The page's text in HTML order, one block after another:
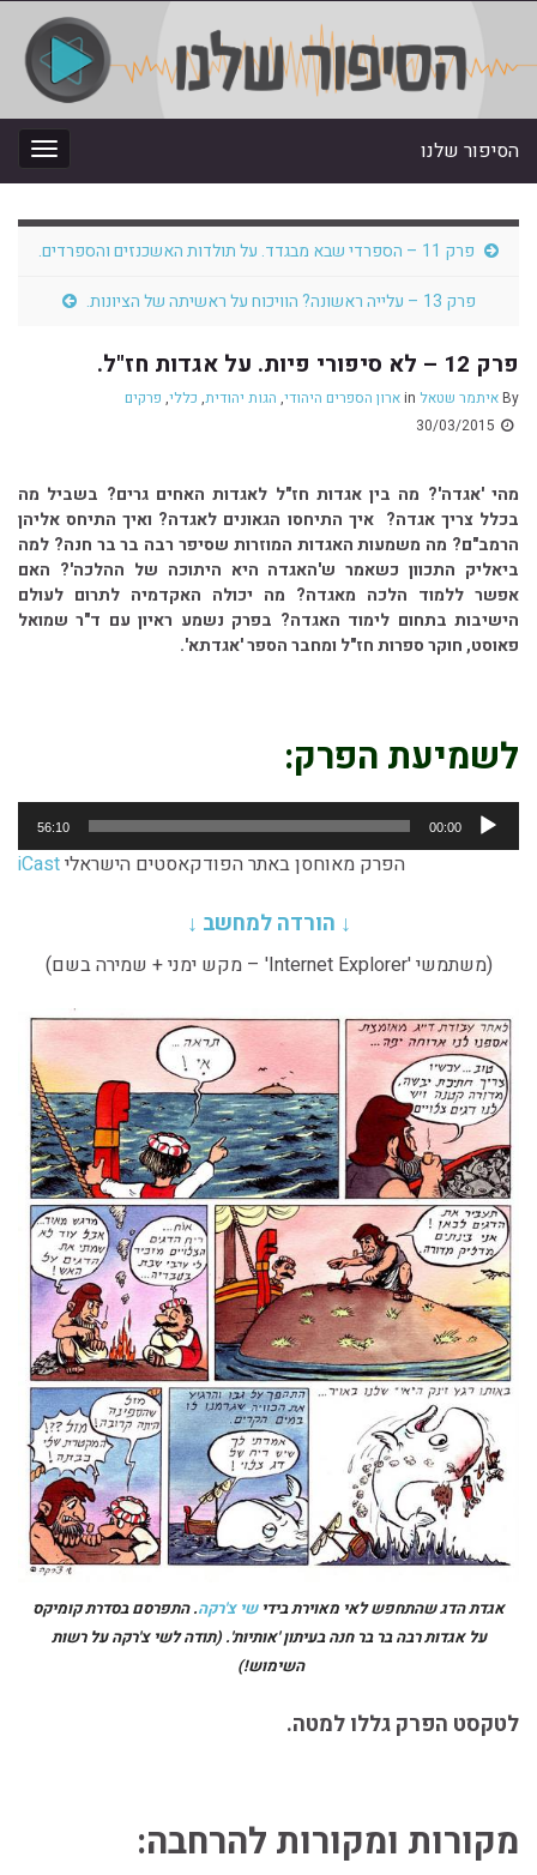
הסיפור שלנו
פרק 11 – הספרדי שבא מבגדד. על תולדות האשכנזים והספרדים.
פרק 13 – עלייה ראשונה? הוויכוח על ראשיתה של הציונות.
פרק 12 – לא סיפורי פיות. על אגדות חז"ל.
Byאיתמר שטאל ארון הספרים היהודי, הגות יהודית, כללי, פרקים
30/03/2015
מהי 'אגדה'? מה בין אגדות חז"ל לאגדות האחים גרים? בשביל מה
בכלל צריך אגדה? איך התיחסו הגאונים לאגדה? ואיך התיחס אליהן
הרמב"ם? מה משמעות האגדות המוזרות שסיפר רבה בר בר חנה? למה
ביאליק התכוון כשאמר ש'האגדה היא היתוכה של ההלכה'? האם
אפשר ללמוד הלכה מאגדה? מה יכולה האקדמיה לתרום לעולם
הישיבות בתחום לימוד האגדה? בפרק נשמע ראיון עם ד"ר שמואל
פאוסט, חוקר ספרות חז"ל ומחבר הספר 'אגדתא'.
לשמיעת הפרק:
אודיו
00:00
56:10
הפרק מאוחסן באתר הפודקאסטים הישראליiCast
↓ הורדה למחשב ↓
(משתמשי 'Internet Explorer' – מקש ימני + שמירה בשם)
אגדת הדג שהתחפש לאי מאוירת בידישי צ'רקה. התפרסם בסדרת קומיקס
על אגדות רבה בר בר חנה בעיתון 'אותיות'.(תודה לשי צ'רקה על רשות
השימוש!)
לטקסט הפרק גללו למטה.
מקורות ומקורות להרחבה: